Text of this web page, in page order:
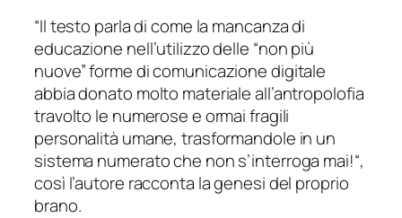
“Il testo parla di come la mancanza di
educazione nell’utilizzo delle “non più
nuove” forme di comunicazione digitale
abbia donato molto materiale all’antropolofia
travolto le numerose e ormai fragili
personalità umane, trasformandole in un
sistema numerato che non s’interroga mai!“,
così l’autore racconta la genesi del proprio
brano.